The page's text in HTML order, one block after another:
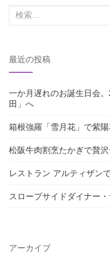
ナ
ゲ
ー
シ
ョ
ン
検
象:
最近の投稿
一か月遅れのお誕生日会
田」へ
箱根強羅「雪月花」で紫
松阪牛肉割烹たかぎで贅
レストラン アルティザン
スロープサイドダイナー
アーカイブ